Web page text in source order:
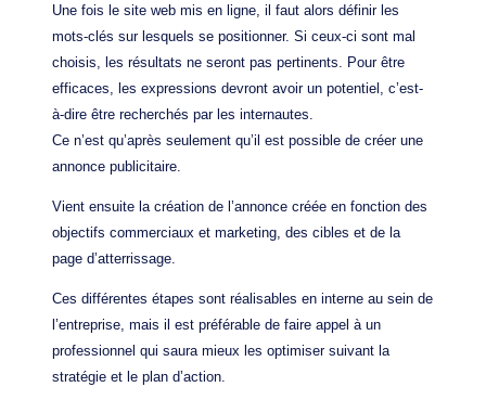
Une fois le site web mis en ligne, il faut alors définir les
mots-clés sur lesquels se positionner. Si ceux-ci sont mal
choisis, les résultats ne seront pas pertinents. Pour être
efficaces, les expressions devront avoir un potentiel, c’est-
à-dire être recherchés par les internautes.
Ce n’est qu’après seulement qu’il est possible de créer une
annonce publicitaire.
Vient ensuite la création de l’annonce créée en fonction des
objectifs commerciaux et marketing, des cibles et de la
page d’atterrissage.
Ces différentes étapes sont réalisables en interne au sein de
l’entreprise, mais il est préférable de faire appel à un
professionnel qui saura mieux les optimiser suivant la
stratégie et le plan d’action.